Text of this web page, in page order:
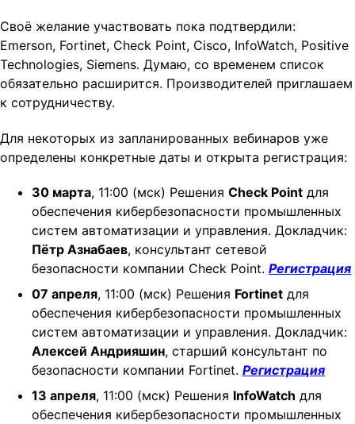
Своё желание участвовать пока подтвердили:
Emerson, Fortinet, Check Point, Cisco, InfoWatch, Positive
Technologies, Siemens. Думаю, со временем список
обязательно расширится. Производителей приглашаем
к сотрудничеству.
Для некоторых из запланированных вебинаров уже
определены конкретные даты и открыта регистрация:
30 марта, 11:00 (мск) Решения Check Point для
обеспечения кибербезопасности промышленных
систем автоматизации и управления. Докладчик:
Пётр Азнабаев, консультант сетевой
безопасности компании Check Point. Регистрация
07 апреля, 11:00 (мск) Решения Fortinet для
обеспечения кибербезопасности промышленных
систем автоматизации и управления. Докладчик:
Алексей Андрияшин, старший консультант по
безопасности компании Fortinet. Регистрация
13 апреля, 11:00 (мск) Решения InfoWatch для
обеспечения кибербезопасности промышленных